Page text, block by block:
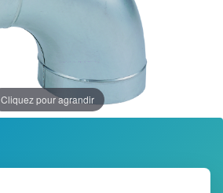
Cliquez pour agrandir